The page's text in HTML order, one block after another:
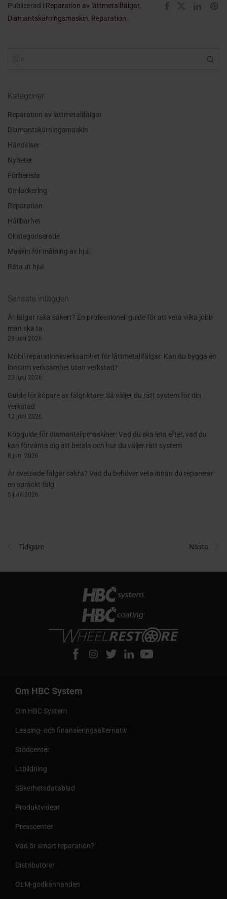
Publicerad i Reparation av lättmetallfälgar,
Diamantskärningsmaskin, Reparation.
Kategorier
Reparation av lättmetallfälgar
Diamantskärningsmaskin
Händelser
Nyheter
Förbereda
Omlackering
Reparation
Hållbarhet
Okategoriserade
Maskin för målning av hjul
Räta ut hjul
Senaste inläggen
Är fälgar raka säkert? En professionell guide för att veta vilka jobb
man ska ta
29 juni 2026
Mobil reparationsverksamhet för lättmetallfälgar: Kan du bygga en
lönsam verksamhet utan verkstad?
23 juni 2026
Guide för köpare av fälgriktare: Så väljer du rätt system för din
verkstad
12 juni 2026
Köpguide för diamantslipmaskiner: Vad du ska leta efter, vad du
kan förvänta dig att betala och hur du väljer rätt system
8 juni 2026
Är svetsade fälgar säkra? Vad du behöver veta innan du reparerar
en spräckt fälg
5 juni 2026
Tidigare Nästa
Om HBC System
Om HBC System
Leasing- och finansieringsalternativ
Stödcenter
Utbildning
Säkerhetsdatablad
Produktvideor
Presscenter
Vad är smart reparation?
Distributörer
OEM-godkännanden